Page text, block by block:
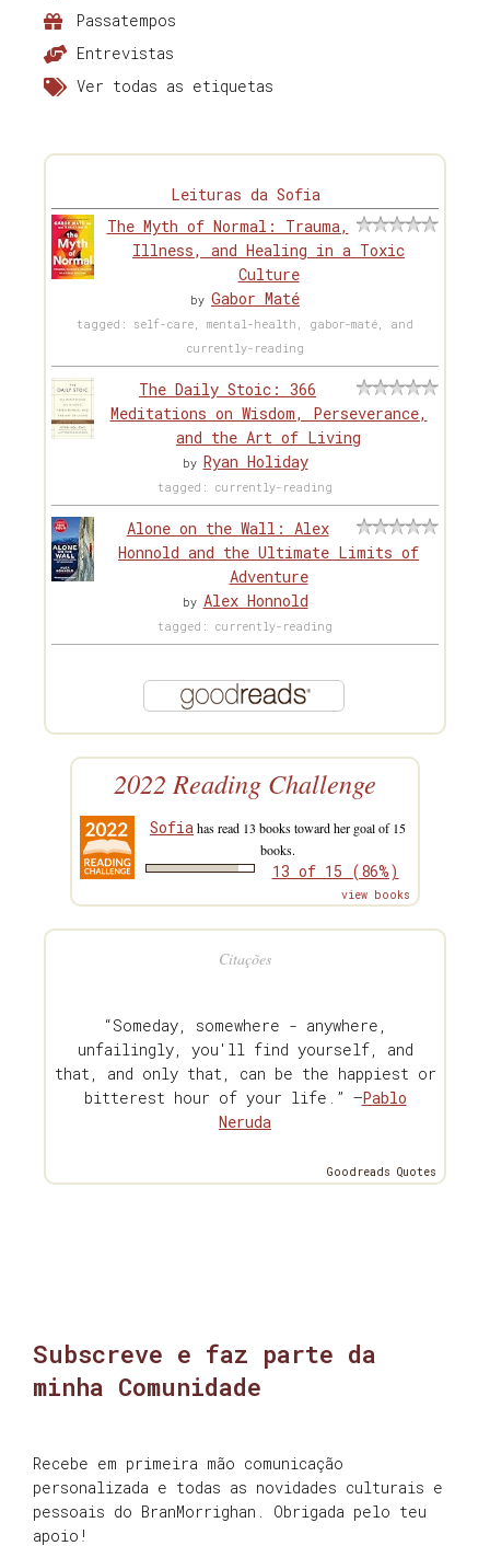
Passatempos
Entrevistas
Ver todas as etiquetas
Leituras da Sofia
The Myth of Normal: Trauma,
Illness, and Healing in a Toxic
Culture
by Gabor Maté
tagged: self-care, mental-health, gabor-maté, and
currently-reading
The Daily Stoic: 366
Meditations on Wisdom, Perseverance,
and the Art of Living
by Ryan Holiday
tagged: currently-reading
Alone on the Wall: Alex
Honnold and the Ultimate Limits of
Adventure
by Alex Honnold
tagged: currently-reading
2022 Reading Challenge
Sofiahas read 13 books toward her goal of 15
books.
13 of 15 (86%)
view books
Citações
“Someday, somewhere - anywhere,
unfailingly, you'll find yourself, and
that, and only that, can be the happiest or
bitterest hour of your life.” —Pablo
Neruda
Goodreads Quotes
Subscreve e faz parte da
minha Comunidade
Recebe em primeira mão comunicação
personalizada e todas as novidades culturais e
pessoais do BranMorrighan. Obrigada pelo teu
apoio!